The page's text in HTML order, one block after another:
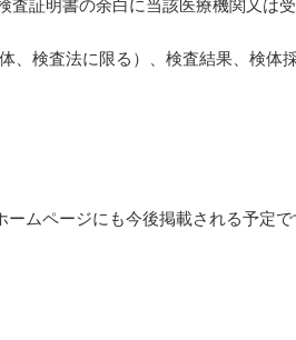
証明書の余白に当該医療機関又は
検査法に限る）、検査結果、検体
ムページにも今後掲載される予定で